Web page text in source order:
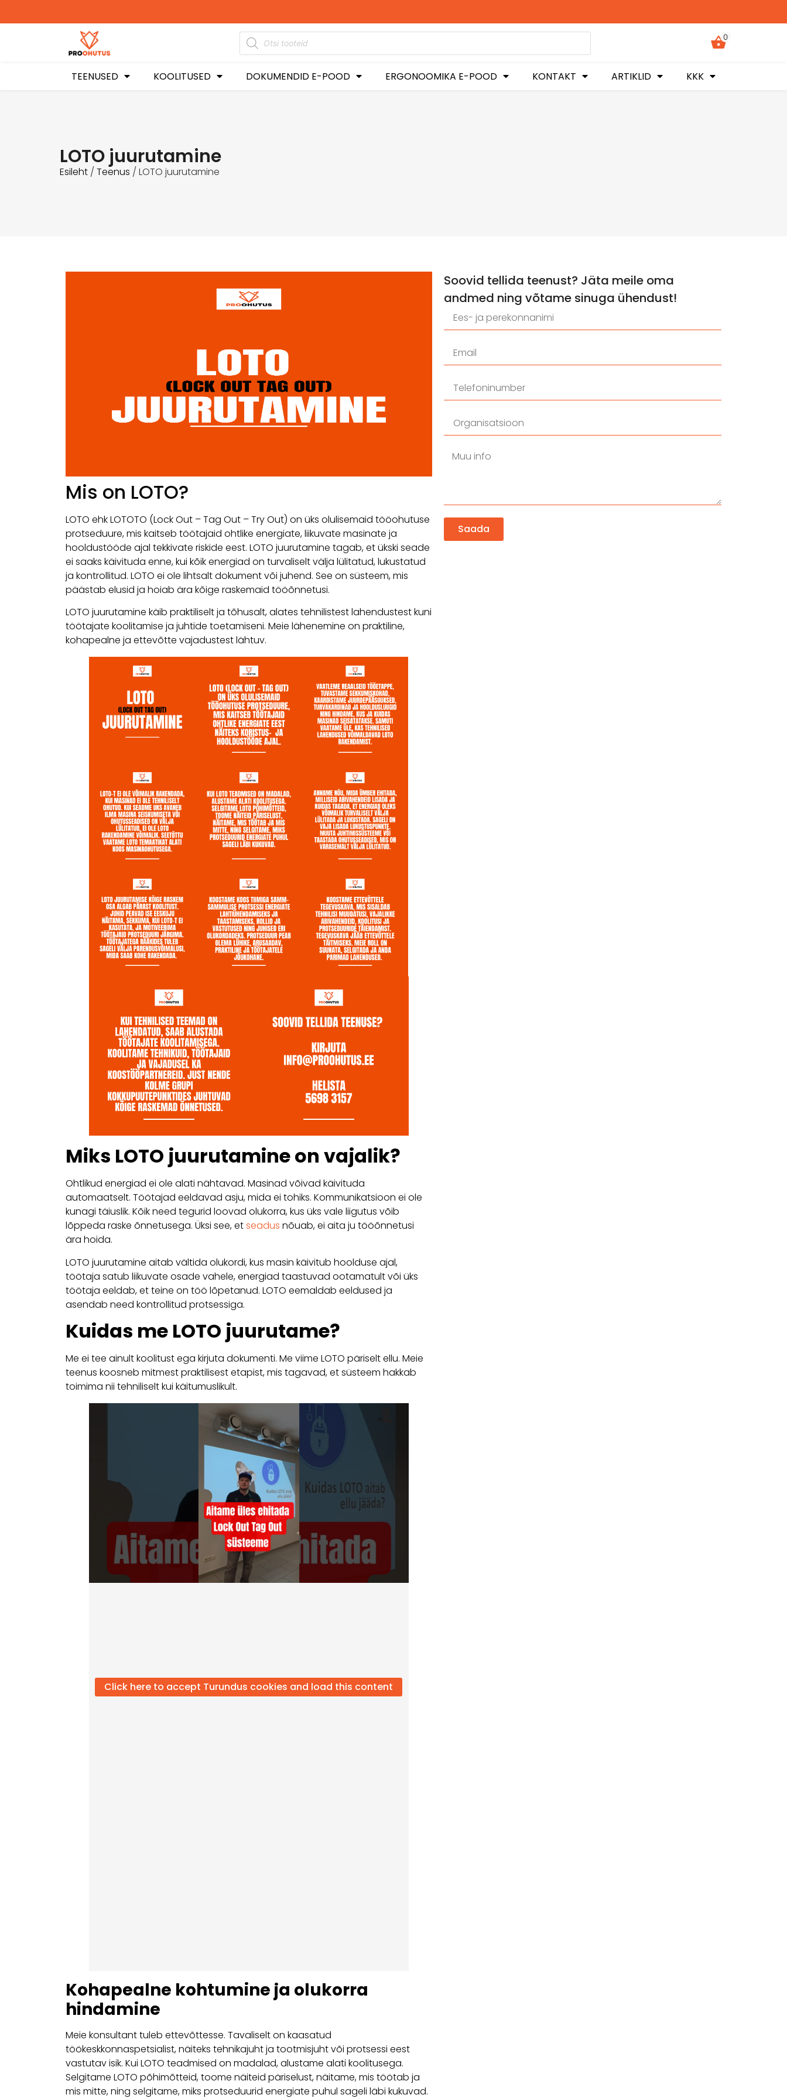
Ohutusjuhendid hetkel -50%
soodustusega!
0
TEENUSED KOOLITUSED DOKUMENDID E-POOD ERGONOOMIKA E-POOD KONTAKT ARTIKLID KKK
LOTO juurutamine
Esileht / Teenus / LOTO juurutamine
Mis on LOTO?
LOTO ehk LOTOTO (Lock Out – Tag Out – Try Out) on üks olulisemaid tööohutuse
protseduure, mis kaitseb töötajaid ohtlike energiate, liikuvate masinate ja
hooldustööde ajal tekkivate riskide eest. LOTO juurutamine tagab, et ükski seade
ei saaks käivituda enne, kui kõik energiad on turvaliselt välja lülitatud, lukustatud
ja kontrollitud. LOTO ei ole lihtsalt dokument või juhend. See on süsteem, mis
päästab elusid ja hoiab ära kõige raskemaid tööõnnetusi.
LOTO juurutamine käib praktiliselt ja tõhusalt, alates tehnilistest lahendustest kuni
töötajate koolitamise ja juhtide toetamiseni. Meie lähenemine on praktiline,
kohapealne ja ettevõtte vajadustest lähtuv.
Miks LOTO juurutamine on vajalik?
Ohtlikud energiad ei ole alati nähtavad. Masinad võivad käivituda
automaatselt. Töötajad eeldavad asju, mida ei tohiks. Kommunikatsioon ei ole
kunagi täiuslik. Kõik need tegurid loovad olukorra, kus üks vale liigutus võib
lõppeda raske õnnetusega. Üksi see, etseadus nõuab, ei aita ju tööõnnetusi
ära hoida.
LOTO juurutamine aitab vältida olukordi, kus masin käivitub hoolduse ajal,
töötaja satub liikuvate osade vahele, energiad taastuvad ootamatult või üks
töötaja eeldab, et teine on töö lõpetanud. LOTO eemaldab eeldused ja
asendab need kontrollitud protsessiga.
Kuidas me LOTO juurutame?
Me ei tee ainult koolitust ega kirjuta dokumenti. Me viime LOTO päriselt ellu. Meie
teenus koosneb mitmest praktilisest etapist, mis tagavad, et süsteem hakkab
toimima nii tehniliselt kui käitumuslikult.
Click here to accept Turundus cookies and load this content
Kohapealne kohtumine ja olukorra
hindamine
Meie konsultant tuleb ettevõttesse. Tavaliselt on kaasatud
töökeskkonnaspetsialist, näiteks tehnikajuht ja tootmisjuht või protsessi eest
vastutav isik. Kui LOTO teadmised on madalad, alustame alati koolitusega.
Selgitame LOTO põhimõtteid, toome näiteid päriselust, näitame, mis töötab ja
mis mitte, ning selgitame, miks protseduurid energiate puhul sageli läbi kukuvad.
Soovid tellida teenust? Jäta meile oma
andmed ning võtame sinuga ühendust!
Saada